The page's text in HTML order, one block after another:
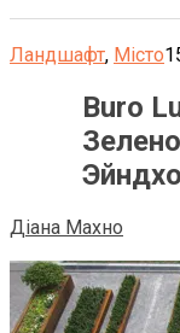
Ландшафт, Місто
Buro
Діана Махно